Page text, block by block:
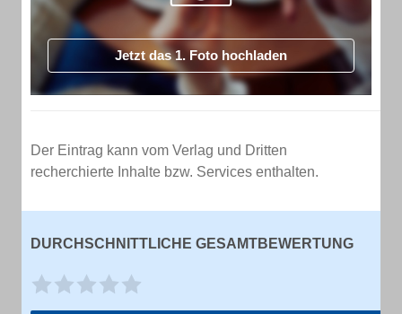
Jetzt das 1. Foto hochladen
Der Eintrag kann vom Verlag und Dritten
recherchierte Inhalte bzw. Services enthalten.
DURCHSCHNITTLICHE GESAMTBEWERTUNG